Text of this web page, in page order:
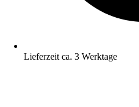
Lieferzeit ca. 3 Werktage